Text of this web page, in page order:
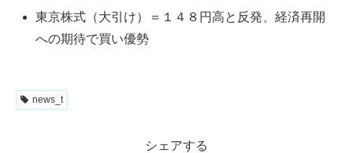
東京株式（大引け）＝１４８円高と反発、経済再開
への期待で買い優勢
news_t
シェアする